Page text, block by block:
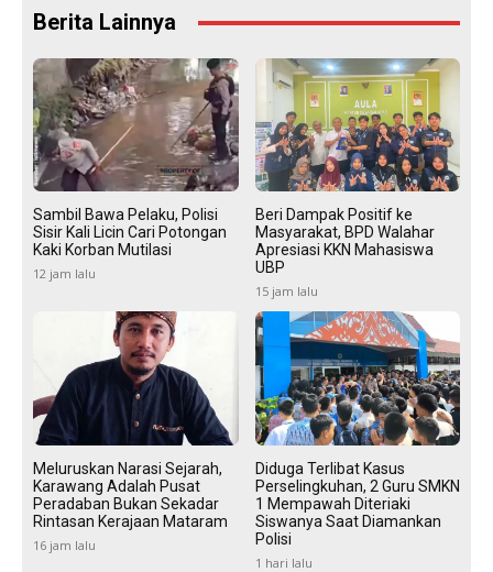
Berita Lainnya
Sambil Bawa Pelaku, Polisi
Sisir Kali Licin Cari Potongan
Kaki Korban Mutilasi
12 jam lalu
Beri Dampak Positif ke
Masyarakat, BPD Walahar
Apresiasi KKN Mahasiswa
UBP
15 jam lalu
Meluruskan Narasi Sejarah,
Karawang Adalah Pusat
Peradaban Bukan Sekadar
Rintasan Kerajaan Mataram
16 jam lalu
Diduga Terlibat Kasus
Perselingkuhan, 2 Guru SMKN
1 Mempawah Diteriaki
Siswanya Saat Diamankan
Polisi
1 hari lalu